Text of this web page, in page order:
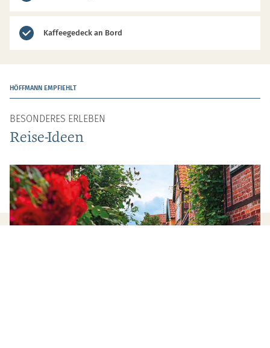
Kaffeegedeck an Bord
HÖFFMANN EMPFIEHLT
BESONDERES ERLEBEN
Reise-Ideen